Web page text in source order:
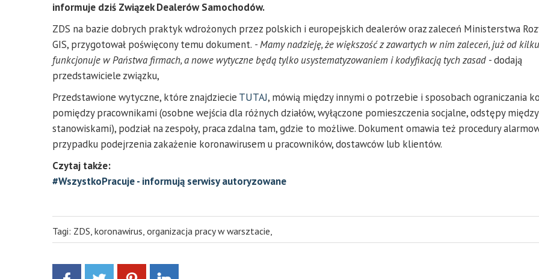
informuje dziś Związek Dealerów Samochodów.
ZDS na bazie dobrych praktyk wdrożonych przez polskich i europejskich dealerów oraz zaleceń Ministerstwa
GIS, przygotował poświęcony temu dokument. - Mamy nadzieję, że większość z zawartych w nim zaleceń, już od
funkcjonuje w Państwa firmach, a nowe wytyczne będą tylko usystematyzowaniem i kodyfikacją tych zasad - dodają
przedstawiciele związku,
Przedstawione wytyczne, które znajdziecie TUTAJ, mówią między innymi o potrzebie i sposobach ograniczania
pomiędzy pracownikami (osobne wejścia dla różnych działów, wyłączone pomieszczenia socjalne, odstępy między
stanowiskami), podział na zespoły, praca zdalna tam, gdzie to możliwe. Dokument omawia też procedury
przypadku podejrzenia zakażenie koronawirusem u pracowników, dostawców lub klientów.
Czytaj także:
#WszystkoPracuje - informują serwisy autoryzowane
Tagi: ZDS, koronawirus, organizacja pracy w warsztacie,